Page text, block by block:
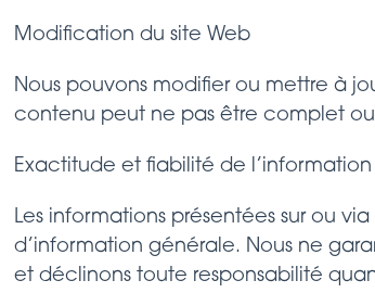
Modification du site Web
Nous pouvons modifier ou mettre à
contenu peut ne pas être complet
Exactitude et fiabilité de l’information
Les informations présentées sur ou
d’information générale. Nous ne
et déclinons toute responsabilité